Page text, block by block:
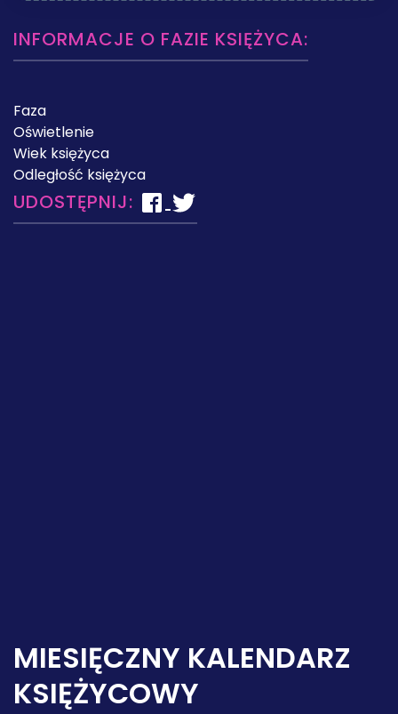
INFORMACJE O FAZIE KSIĘŻYCA:
Faza
Oświetlenie
Wiek księżyca
Odległość księżyca
UDOSTĘPNIJ:
MIESIĘCZNY KALENDARZ
KSIĘŻYCOWY